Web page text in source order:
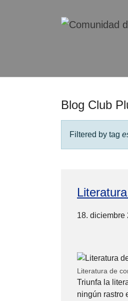
Blog Club
Filtered by tag
18. diciembre
Literatura de
Triunfa la
ningún rastro